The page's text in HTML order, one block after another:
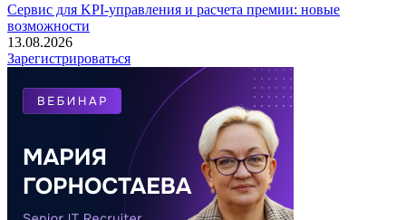
Сервис для KPI-управления и расчета премии: новые
возможности
13.08.2026
Зарегистрироваться